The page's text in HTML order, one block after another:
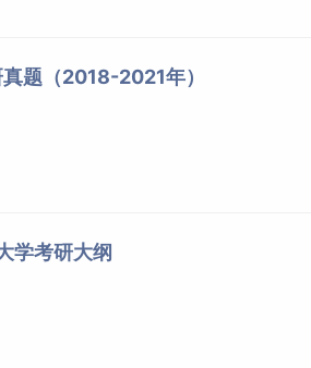
题（2018-2021年）
学考研大纲